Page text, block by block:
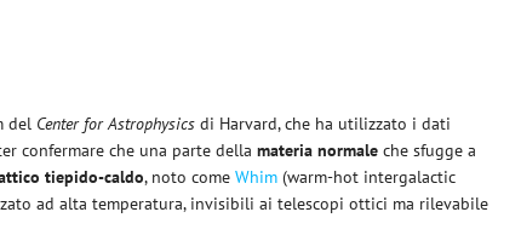
del Center for Astrophysics di Harvard, che ha utilizzato i dati
confermare che una parte dellamateria normale che sfugge a
tiepido-caldo, noto comeWhim (warm-hot intergalactic
ad alta temperatura, invisibili ai telescopi ottici ma rilevabile